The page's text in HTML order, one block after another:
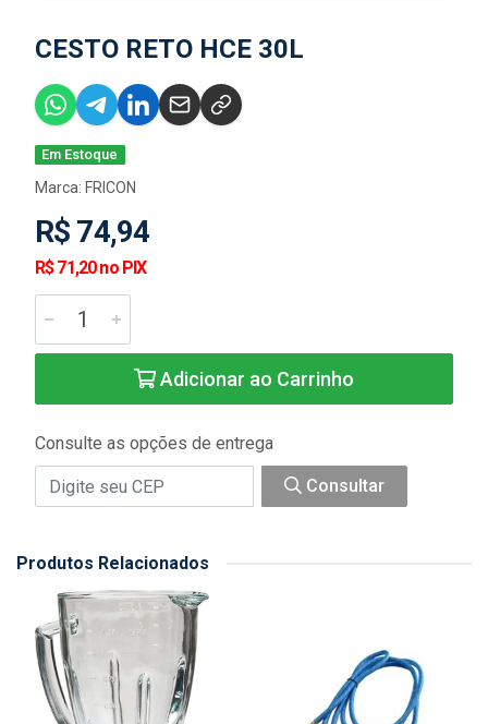
CESTO RETO HCE 30L
Em Estoque
Marca: FRICON
R$ 74,94
R$ 71,20 no PIX
Adicionar ao Carrinho
Consulte as opções de entrega
Consultar
Produtos Relacionados